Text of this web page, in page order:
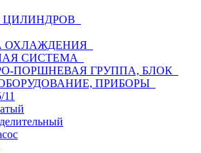
ЦИЛИНДРОВ
ОХЛАЖДЕНИЯ
СИСТЕМА
ПОРШНЕВАЯ ГРУППА, БЛОК
ПРИБОРЫ